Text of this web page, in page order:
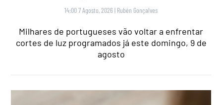
14:00 7 Agosto, 2026 | Rubén Gonçalves
Milhares de portugueses vão voltar a enfrentar
cortes de luz programados já este domingo, 9 de
agosto